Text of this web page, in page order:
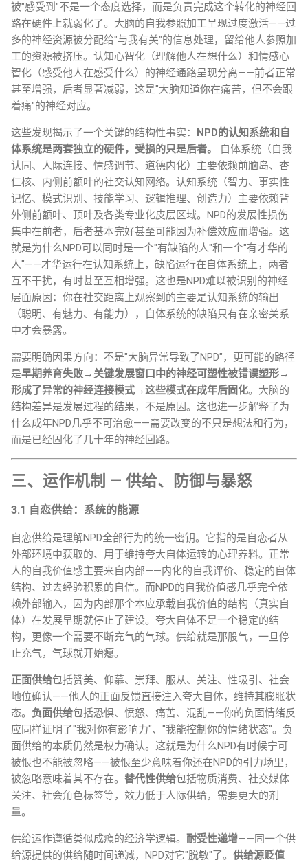
被"感受到"不是一个态度选择，而是负责完成这个转化的神经回
路在硬件上就弱化了。大脑的自我参照加工呈现过度激活——过
多的神经资源被分配给"与我有关"的信息处理，留给他人参照加
工的资源被挤压。认知心智化（理解他人在想什么）和情感心
智化（感受他人在感受什么）的神经通路呈现分离——前者正常
甚至增强，后者显著减弱，这是"大脑知道你在痛苦，但不会跟
着痛"的神经对应。
这些发现揭示了一个关键的结构性事实： NPD的认知系统和自
体系统是两套独立的硬件，受损的只是后者。
自体系统（自我
认同、人际连接、情感调节、道德内化）主要依赖前脑岛、杏
仁核、内侧前额叶的社交认知网络。认知系统（智力、事实性
记忆、模式识别、技能学习、逻辑推理、创造力）主要依赖背
外侧前额叶、顶叶及各类专业化皮层区域。NPD的发展性损伤
集中在前者，后者基本完好甚至可能因为补偿效应而增强。这
就是为什么NPD可以同时是一个"有缺陷的人"和一个"有才华的
人"——才华运行在认知系统上，缺陷运行在自体系统上，两者
互不干扰，有时甚至互相增强。这也是NPD难以被识别的神经
层面原因：你在社交距离上观察到的主要是认知系统的输出
（聪明、有魅力、有能力），自体系统的缺陷只有在亲密关系
中才会暴露。
需要明确因果方向：不是"大脑异常导致了NPD"，更可能的路径
是早期养育失败→关键发展窗口中的神经可塑性被错误塑形→
形成了异常的神经连接模式→这些模式在成年后固化。大脑的
结构差异是发展过程的结果，不是原因。这也进一步解释了为
什么成年NPD几乎不可治愈——需要改变的不只是想法和行为，
而是已经固化了几十年的神经回路。
三、运作机制 — 供给、防御与暴怒
3.1 自恋供给：系统的能源
自恋供给是理解NPD全部行为的统一密钥。它指的是自恋者从
外部环境中获取的、用于维持夸大自体运转的心理养料。正常
人的自我价值感主要来自内部——内化的自我评价、稳定的自体
结构、过去经验积累的自信。而NPD的自我价值感几乎完全依
赖外部输入，因为内部那个本应承载自我价值的结构（真实自
体）在发展早期就停止了建设。夸大自体不是一个稳定的结
构，更像一个需要不断充气的气球。供给就是那股气，一旦停
止充气，气球就开始瘪。
正面供给包括赞美、仰慕、崇拜、服从、关注、性吸引、社会
地位确认——他人的正面反馈直接注入夸大自体，维持其膨胀状
态。 负面供给包括恐惧、愤怒、痛苦、混乱——你的负面情绪反
应同样证明了"我对你有影响力"、"我能控制你的情绪状态"。负
面供给的本质仍然是权力确认。这就是为什么NPD有时候宁可
被恨也不能被忽略——被恨至少意味着你还在NPD的引力场里，
被忽略意味着其不存在。 替代性供给包括物质消费、社交媒体
关注、社会角色标签等，效力低于人际供给，需要更大的剂
量。
供给运作遵循类似成瘾的经济学逻辑。 耐受性递增——同一个供
给源提供的供给随时间递减，NPD对它"脱敏"了。 供给源贬值